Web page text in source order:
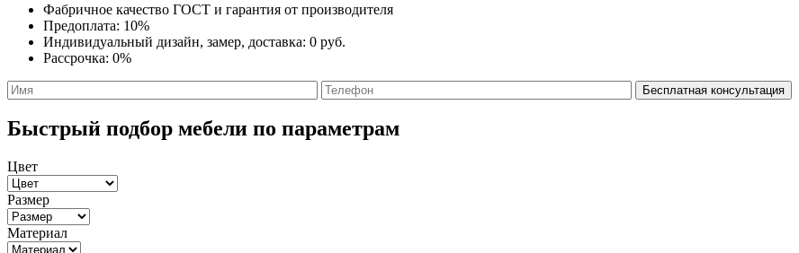
Фабричное качество ГОСТ и гарантия от производителя
Предоплата: 10%
Индивидуальный дизайн, замер, доставка: 0 руб.
Рассрочка: 0%
Быстрый подбор мебели по параметрам
Цвет
Размер
Материал